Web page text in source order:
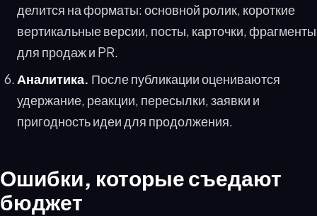
делится на форматы: основной ролик, короткие
вертикальные версии, посты, карточки, фрагменты
для продаж и PR.
Аналитика. После публикации оцениваются
удержание, реакции, пересылки, заявки и
пригодность идеи для продолжения.
Ошибки, которые съедают
бюджет